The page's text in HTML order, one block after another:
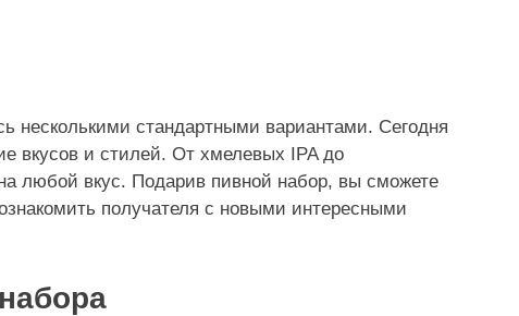
несколькими стандартными вариантами. Сегодня
вкусов и стилей. От хмелевых IPA до
любой вкус. Подарив пивной набор, вы сможете
получателя с новыми интересными